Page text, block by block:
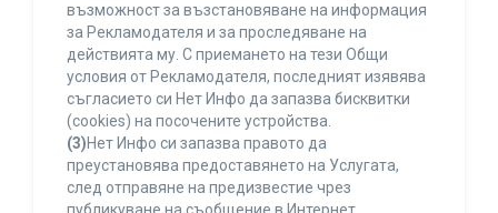
възможност за възстановяване на информация
за Рекламодателя и за проследяване на
действията му. С приемането на тези Общи
условия от Рекламодателя, последният изявява
съгласието си Нет Инфо да запазва бисквитки
(cookies) на посочените устройства.
(3)Нет Инфо си запазва правото да
преустановява предоставянето на Услугата,
след отправяне на предизвестие чрез